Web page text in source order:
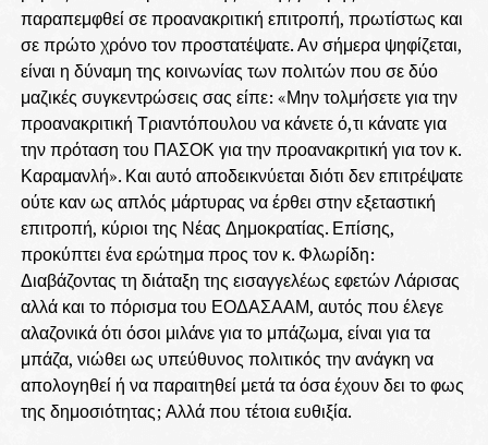
παραπεμφθεί σε προανακριτική επιτροπή, πρωτίστως και
σε πρώτο χρόνο τον προστατέψατε. Αν σήμερα ψηφίζεται,
είναι η δύναμη της κοινωνίας των πολιτών που σε δύο
μαζικές συγκεντρώσεις σας είπε: «Μην τολμήσετε για την
προανακριτική Τριαντόπουλου να κάνετε ό,τι κάνατε για
την πρόταση του ΠΑΣΟΚ για την προανακριτική για τον κ.
Καραμανλή». Και αυτό αποδεικνύεται διότι δεν επιτρέψατε
ούτε καν ως απλός μάρτυρας να έρθει στην εξεταστική
επιτροπή, κύριοι της Νέας Δημοκρατίας. Επίσης,
προκύπτει ένα ερώτημα προς τον κ. Φλωρίδη:
Διαβάζοντας τη διάταξη της εισαγγελέως εφετών Λάρισας
αλλά και το πόρισμα του ΕΟΔΑΣΑΑΜ, αυτός που έλεγε
αλαζονικά ότι όσοι μιλάνε για το μπάζωμα, είναι για τα
μπάζα, νιώθει ως υπεύθυνος πολιτικός την ανάγκη να
απολογηθεί ή να παραιτηθεί μετά τα όσα έχουν δει το φως
της δημοσιότητας; Αλλά που τέτοια ευθιξία.